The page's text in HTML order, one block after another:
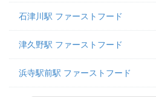
石津川駅 ファーストフード
津久野駅 ファーストフード
浜寺駅前駅 ファーストフード